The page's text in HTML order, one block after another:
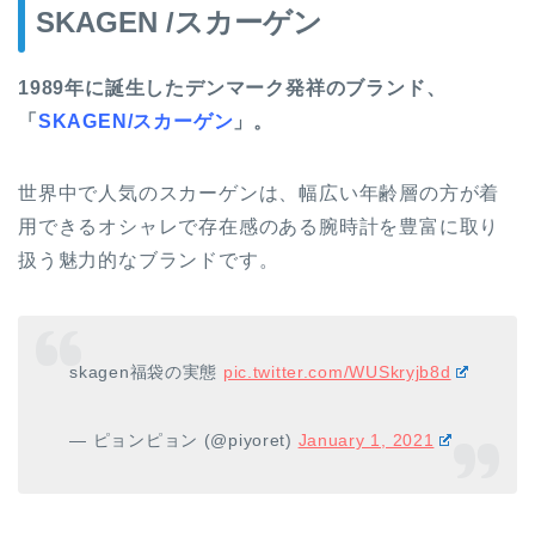
SKAGEN /スカーゲン
1989年に誕生したデンマーク発祥のブランド、
「 SKAGEN/スカーゲン 」。
世界中で人気のスカーゲンは、幅広い年齢層の方が着
用できるオシャレで存在感のある腕時計を豊富に取り
扱う魅力的なブランドです。
skagen福袋の実態 pic.twitter.com/WUSkryjb8d
— ピョンピョン (@piyoret) January 1, 2021